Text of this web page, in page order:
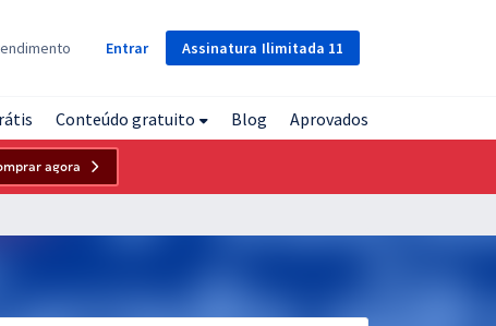
Assinatura Ilimitada 11
Entrar
Conteúdo gratuito Blog Aprovados
agora